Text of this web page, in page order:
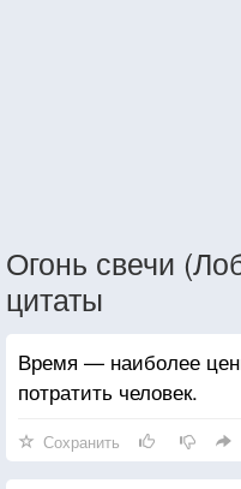
Огонь свечи
цитаты
Время — наиболее
потратить человек.
Сохранить